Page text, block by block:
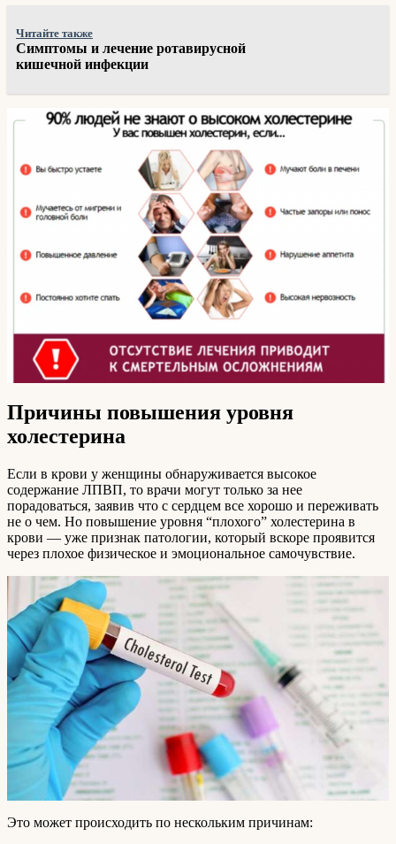
Читайте также
Симптомы и лечение ротавирусной
кишечной инфекции
Причины повышения уровня
холестерина
Если в крови у женщины обнаруживается высокое
содержание ЛПВП, то врачи могут только за нее
порадоваться, заявив что с сердцем все хорошо и переживать
не о чем. Но повышение уровня “плохого” холестерина в
крови — уже признак патологии, который вскоре проявится
через плохое физическое и эмоциональное самочувствие.
Это может происходить по нескольким причинам: